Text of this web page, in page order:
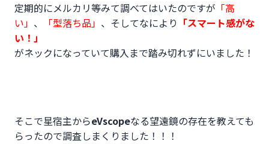
定期的にメルカリ等みて調べてはいたのですが 「高
い」 、 「型落ち品」 、そしてなにより 「スマート感がな
い！」
がネックになっていて購入まで踏み切れずにいました！
そこで星宿主からeVscopeなる望遠鏡の存在を教えても
らったので調査しまくりました！！！